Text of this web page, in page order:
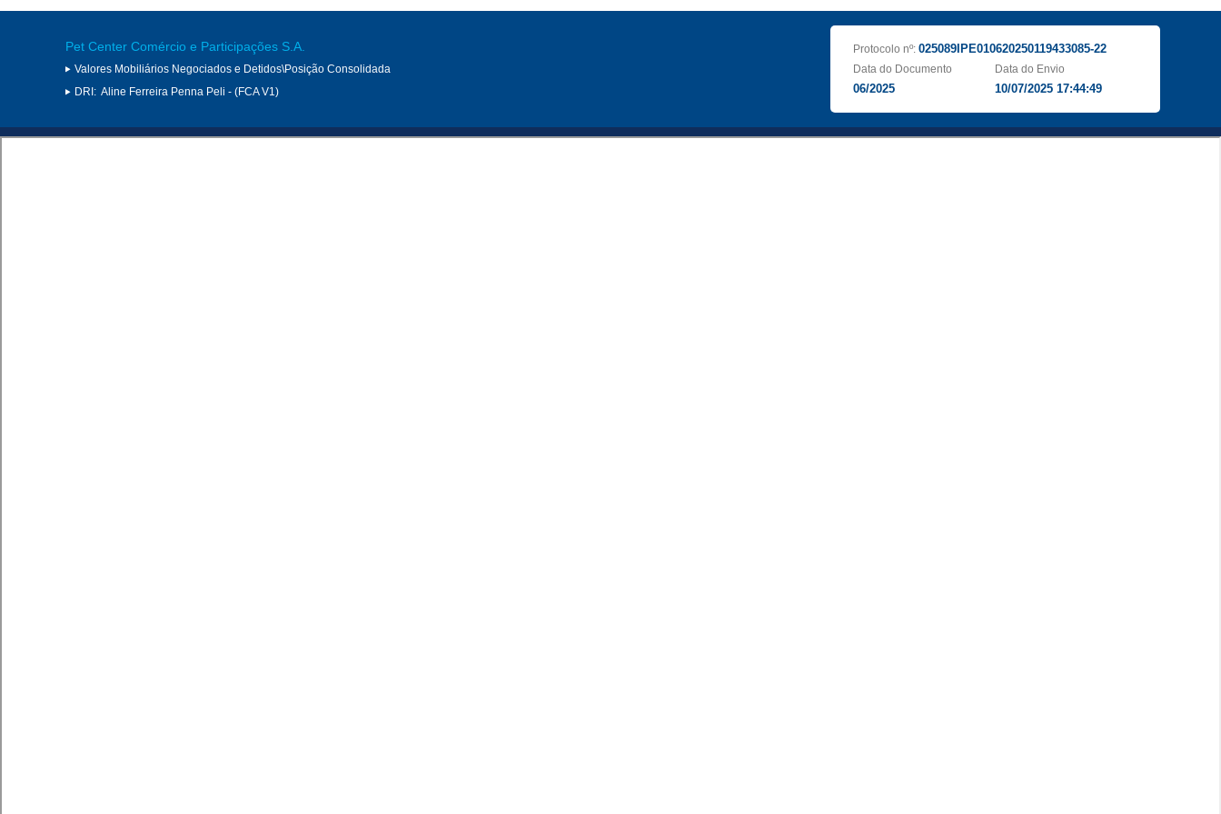
Pet Center Comércio e Participações S.A.
Valores Mobiliários Negociados e Detidos\Posição Consolidada
DRI: Aline Ferreira Penna Peli - (FCA V1)
Protocolo nº: 025089IPE010620250119433085-22
Data do Documento
06/2025
Data do Envio
10/07/2025 17:44:49